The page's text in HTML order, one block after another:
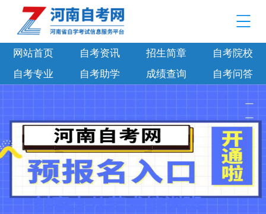
网站首页 自考资讯 招生简章
自考院校
自考专业
自考助学 成绩查询 自考问答